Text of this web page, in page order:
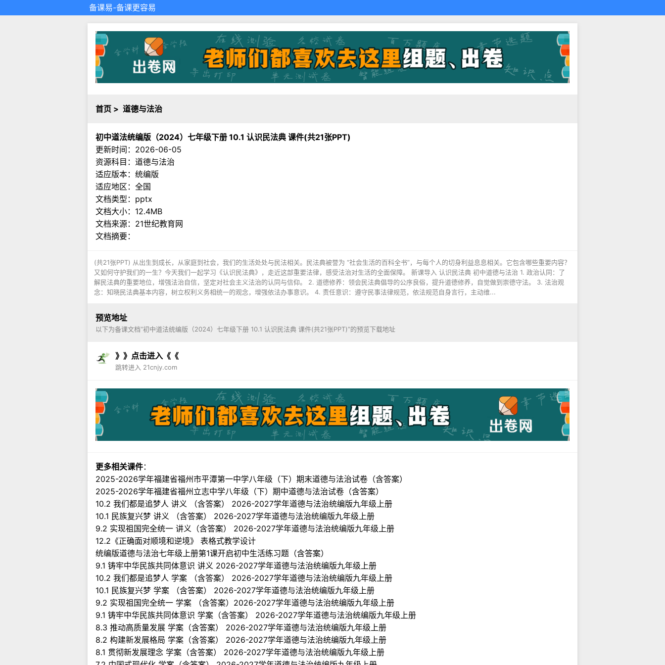
备课易-备课更容易
首页 > 道德与法治
初中道法统编版（2024）七年级下册 10.1 认识民法典 课件(共21张PPT)
更新时间：2026-06-05
资源科目：道德与法治
适应版本：统编版
适应地区：全国
文档类型：pptx
文档大小：12.4MB
文档来源： 21世纪教育网
文档摘要：
(共21张PPT) 从出生到成长，从家庭到社会，我们的生活处处与民法相关。民法典被誉为 “社会生活的百科全书”，与每个人的切身利益息息相关。它包含哪些重要内容？
又如何守护我们的一生？今天我们一起学习《认识民法典》，走近这部重要法律，感受法治对生活的全面保障。 新课导入 认识民法典 初中道德与法治 1. 政治认同：了
解民法典的重要地位，增强法治自信，坚定对社会主义法治的认同与信仰。 2. 道德修养：领会民法典倡导的公序良俗，提升道德修养，自觉做到崇德守法。 3. 法治观
念：知晓民法典基本内容，树立权利义务相统一的观念，增强依法办事意识。 4. 责任意识：遵守民事法律规范，依法规范自身言行，主动维...
预览地址
以下为备课文档“初中道法统编版（2024）七年级下册 10.1 认识民法典 课件(共21张PPT)”的预览下载地址
》》点击进入《《
跳转进入 21cnjy.com
更多相关课件：
2025-2026学年福建省福州市平潭第一中学八年级（下）期末道德与法治试卷（含答案）
2025-2026学年福建省福州立志中学八年级（下）期中道德与法治试卷（含答案）
10.2 我们都是追梦人 讲义 （含答案） 2026-2027学年道德与法治统编版九年级上册
10.1 民族复兴梦 讲义 （含答案） 2026-2027学年道德与法治统编版九年级上册
9.2 实现祖国完全统一 讲义（含答案） 2026-2027学年道德与法治统编版九年级上册
12.2《正确面对顺境和逆境》 表格式教学设计
统编版道德与法治七年级上册第1课开启初中生活练习题（含答案）
9.1 铸牢中华民族共同体意识 讲义 2026-2027学年道德与法治统编版九年级上册
10.2 我们都是追梦人 学案 （含答案） 2026-2027学年道德与法治统编版九年级上册
10.1 民族复兴梦 学案 （含答案） 2026-2027学年道德与法治统编版九年级上册
9.2 实现祖国完全统一 学案 （含答案）2026-2027学年道德与法治统编版九年级上册
9.1 铸牢中华民族共同体意识 学案（含答案） 2026-2027学年道德与法治统编版九年级上册
8.3 推动高质量发展 学案（含答案） 2026-2027学年道德与法治统编版九年级上册
8.2 构建新发展格局 学案（含答案） 2026-2027学年道德与法治统编版九年级上册
8.1 贯彻新发展理念 学案（含答案） 2026-2027学年道德与法治统编版九年级上册